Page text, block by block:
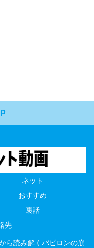
ネット
おすすめ
裏話
先
ら読み解くバビロンの崩